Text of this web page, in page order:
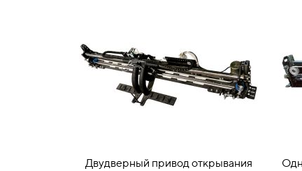
Двудверный привод открывания